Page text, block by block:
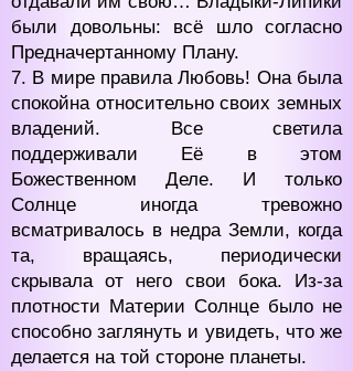
были довольны: всё шло согласно
Предначертанному Плану.
7. В мире правила Любовь! Она была
спокойна относительно своих земных
владений. Все светила
поддерживали Её в этом
Божественном Деле. И только
Солнце иногда тревожно
всматривалось в недра Земли, когда
та, вращаясь, периодически
скрывала от него свои бока. Из-за
плотности Материи Солнце было не
способно заглянуть и увидеть, что же
делается на той стороне планеты.